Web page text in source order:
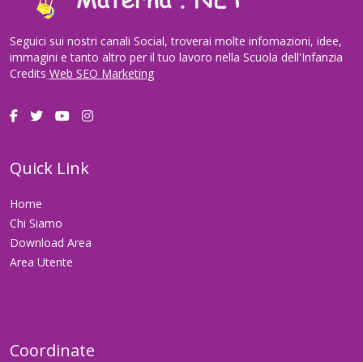
Seguici sui nostri canali Social, troverai molte infomazioni, idee,
immagini e tanto altro per il tuo lavoro nella Scuola dell'Infanzia
Credits Web SEO Marketing
Quick Link
Home
Chi Siamo
Download Area
Area Utente
Coordinate